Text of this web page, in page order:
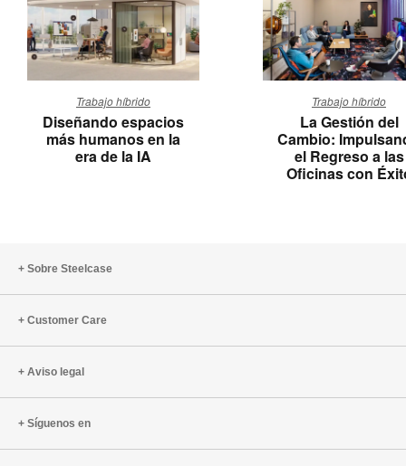
espacios
más
humanos
Trabajo híbrido
Diseñando espacios
más humanos en la
era de la IA
Gestión
del
Cambio:
con
Trabajo híbrido
La Gestión del
Cambio:
el Regreso a las
Oficinas con
Sobre Steelcase
Customer Care
Aviso legal
Síguenos en